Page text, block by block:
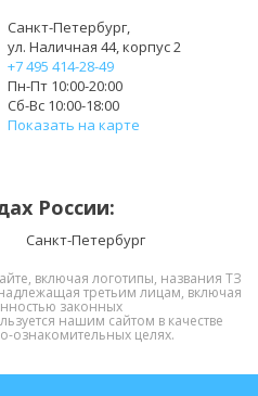
Санкт-Петербург,
ул. Наличная 44, корпус 2
+7 495 414-28-49
Пн-Пт 10:00-20:00
Сб-Вс 10:00-18:00
Показать на карте
России:
Санкт-Петербург
включая логотипы, названия ТЗ
третьим лицам, включая
законных
нашим сайтом в качестве
ознакомительных целях.